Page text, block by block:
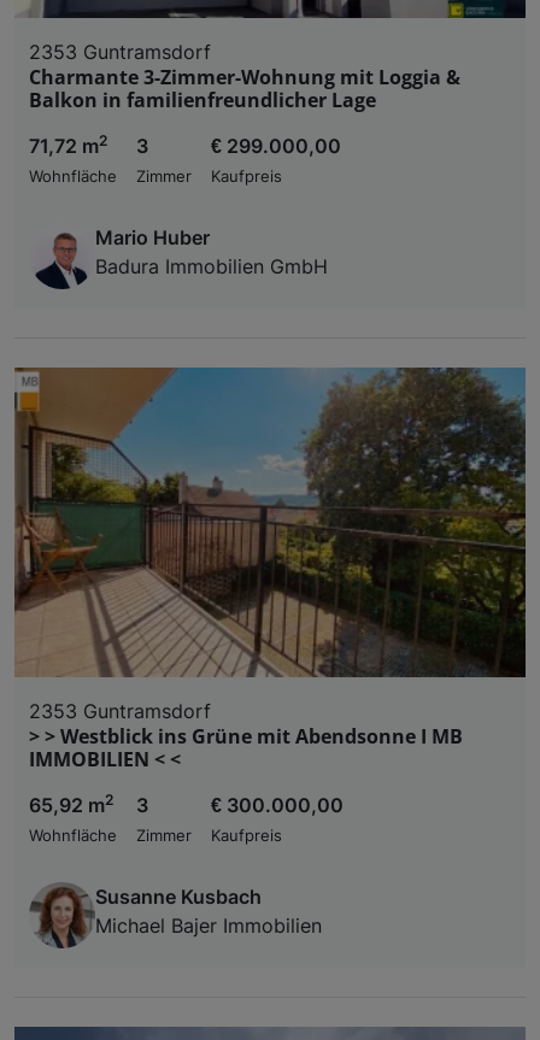
2353 Guntramsdorf
Charmante 3-Zimmer-Wohnung mit Loggia &
Balkon in familienfreundlicher Lage
71,72 m2
Wohnfläche
3
Zimmer
€ 299.000,00
Kaufpreis
Mario Huber
Badura Immobilien GmbH
2353 Guntramsdorf
> > Westblick ins Grüne mit Abendsonne I MB
IMMOBILIEN < <
65,92 m2
Wohnfläche
3
Zimmer
€ 300.000,00
Kaufpreis
Susanne Kusbach
Michael Bajer Immobilien